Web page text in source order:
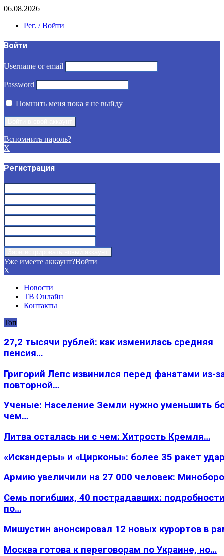
06.08.2026
Рег. / Войти
Войти
Username or email
Password
Помнить меня пока я не выйду
Вспомнить пароль?
X
Регистрация
Уже имеете аккаунт?Войти
X
Новости
ТВ Онлайн
Контакты
Топ
27,2 тысячи рублей: как изменилась средняя
пенсия…
Григорий Лепс извинился перед фанатами из-
повторной…
Ученые: Население Земли нужно уменьшить
чем…
Литва осталась ни с чем: Хитрость Кремля…
«Искандеры» и «Цирконы»: более 35 ракет
Армию увеличили на 27 000 человек:
Семь погибших, 40 пострадавших:
по…
Мишустин анонсировал 12 новых курортов в
Москва готова к переговорам по Украине, но…